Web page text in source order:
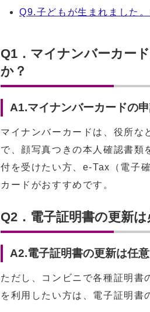
Q9.子どもが生まれました
Q1．マイナンバーカー
か？
A1.マイナンバーカードの申
マイナンバーカードは、役所な
で、顔写真つきの本人確認書類
付を受けたい方、e-Tax（電子
カードがおすすめです。
Q2．電子証明書の更新
A2.電子証明書の更新は任意
ただし、コンビニで各種証明書
を利用したい方は、電子証明書